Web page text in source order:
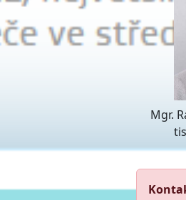
Mgr.